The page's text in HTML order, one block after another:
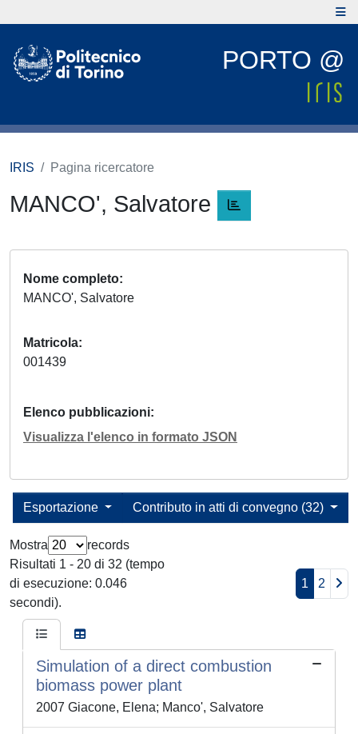
PORTO @
IRIS Pagina ricercatore
MANCO', Salvatore
Nome completo
MANCO', Salvatore
Matricola
001439
Elenco pubblicazioni
Visualizza l'elenco in formato JSON
Contributo in atti di convegno (32)
Esportazione
Mostra
records
Risultati 1 - 20 di 32 (tempo
di esecuzione: 0.046
secondi).
1 2
Simulation of a direct combustion
biomass power plant
2007 Giacone, Elena; Manco', Salvatore